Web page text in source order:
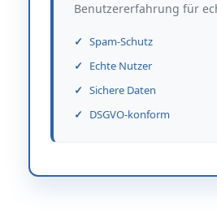
Benutzererfahrung für
Spam-Schutz
Echte Nutzer
Sichere Daten
DSGVO-konform